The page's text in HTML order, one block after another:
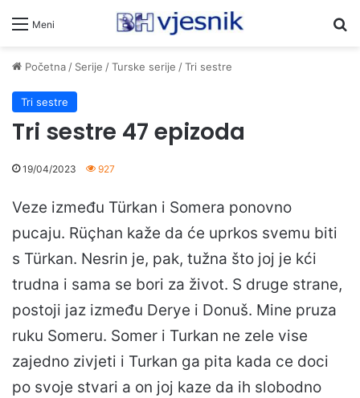
Meni
Početna/ Serije /Turske serije /Tri sestre
Tri sestre
Tri sestre 47 epizoda
19/04/2023 927
Veze između Türkan i Somera ponovno
pucaju. Rüçhan kaže da će uprkos svemu biti
s Türkan. Nesrin je, pak, tužna što joj je kći
trudna i sama se bori za život. S druge strane,
postoji jaz između Derye i Donuš. Mine pruza
ruku Someru. Somer i Turkan ne zele vise
zajedno zivjeti i Turkan ga pita kada ce doci
po svoje stvari a on joj kaze da ih slobodno